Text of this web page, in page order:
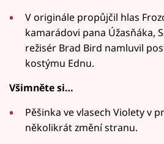
V originále propůjčil hlas
kamarádovi pana Úžasňáka,
režisér Brad Bird namluvil
kostýmu Ednu.
Všimněte si…
Pěšinka ve vlasech Violety v
několikrát změní stranu.